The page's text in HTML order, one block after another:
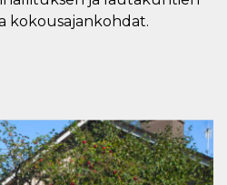
kokousajankohdat.